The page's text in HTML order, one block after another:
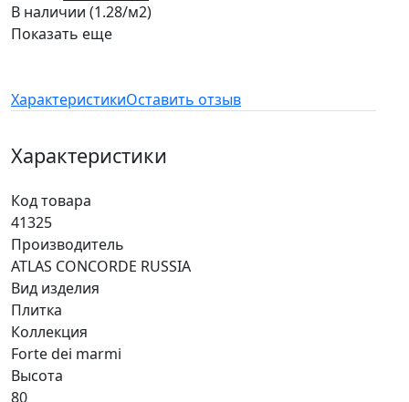
В наличии (1.28/м2)
Показать еще
ХарактеристикиОставить отзыв
Характеристики
Код товара
41325
Производитель
ATLAS CONCORDE RUSSIA
Вид изделия
Плитка
Коллекция
Forte dei marmi
Высота
80